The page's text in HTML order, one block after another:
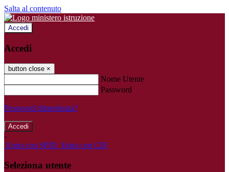
Salta al contenuto
Accedi
Accedi
button close ×
Nome Utente
Password
Password dimenticata?
-
Entra con SPID Entra con CIE
Seleziona utente